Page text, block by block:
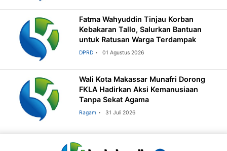
Fatma Wahyuddin Tinjau Korban
Kebakaran Tallo, Salurkan Bantuan
untuk Ratusan Warga Terdampak
DPRD 01 Agustus 2026
Wali Kota Makassar Munafri Dorong
FKLA Hadirkan Aksi Kemanusiaan
Tanpa Sekat Agama
Ragam 31 Juli 2026